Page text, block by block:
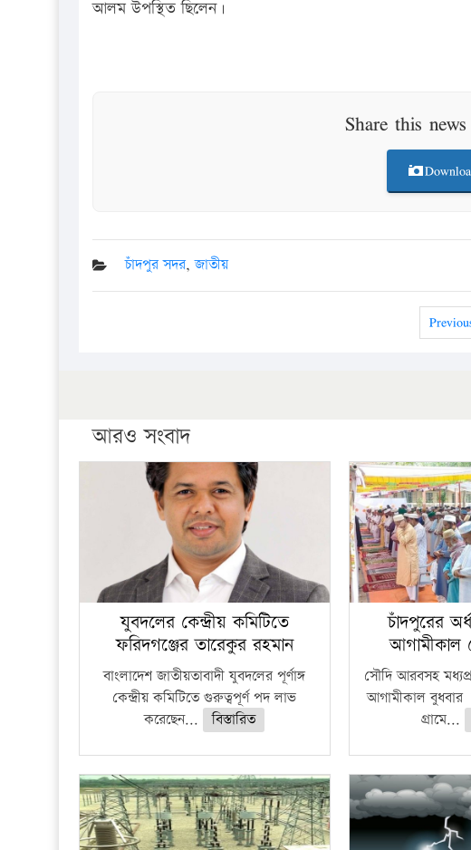
আলম উপস্থিত ছিলেন।
Share this
চাঁদপুর সদর,জাতীয়
আরও সংবাদ
যুবদলের কেন্দ্রীয় কমিটিতে
ফরিদগঞ্জের তারেকুর রহমান
বাংলাদেশ জাতীয়তাবাদী যুবদলের পূর্ণাঙ্গ
কেন্দ্রীয় কমিটিতে গুরুত্বপূর্ণ পদ লাভ
করেছেন...
বিস্তারিত
চাঁদপুরের
আগামীকাল
সৌদি আরবসহ
আগামীকাল বুধবার
গ্রামে...